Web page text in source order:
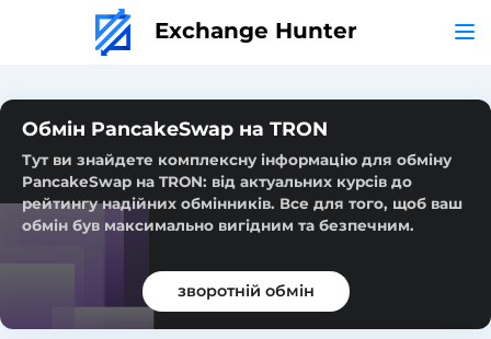
Exchange Hunter
Обмін PancakeSwap на TRON
Тут ви знайдете комплексну інформацію для обміну
PancakeSwap на TRON: від актуальних курсів до
рейтингу надійних обмінників. Все для того, щоб ваш
обмін був максимально вигідним та безпечним.
зворотній обмін